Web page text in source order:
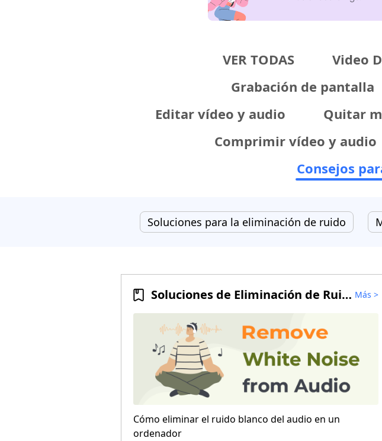
VER TODAS Video
Grabación de pantalla
Editar vídeo y audio
Quitar
Comprimir vídeo y audio
Consejos
Soluciones para la eliminación de ruido
Soluciones de Eliminación de Ruido Más >
Cómo eliminar el ruido blanco del audio en un
ordenador